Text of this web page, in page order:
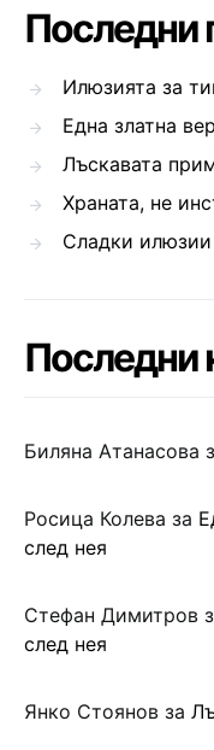
Последни
Илюзията за
Една златна
Лъскавата
Храната, не
Сладки илюзии
Последни
Биляна Атанасова
Росица Колева за
след нея
Стефан Димитров
след нея
Янко Стоянов за